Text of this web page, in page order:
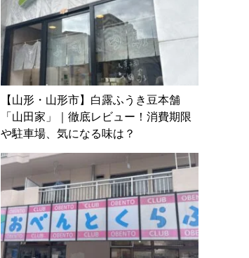
【山形・山形市】白露ふうき豆本舗
「山田家」｜徹底レビュー！消費期限
や駐車場、気になる味は？